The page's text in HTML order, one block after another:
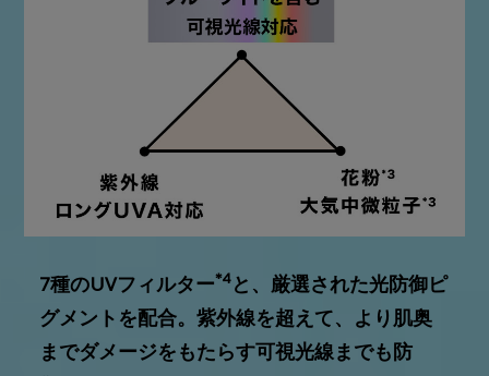
7種のUVフィルター*4と、厳選された光防御ピ
グメントを配合。紫外線を超えて、より肌奥
までダメージをもたらす可視光線までも防